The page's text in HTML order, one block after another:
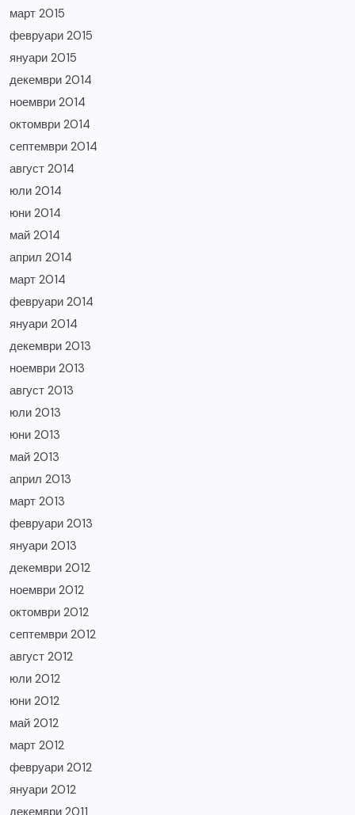
март 2015
февруари 2015
януари 2015
декември 2014
ноември 2014
октомври 2014
септември 2014
август 2014
юли 2014
юни 2014
май 2014
април 2014
март 2014
февруари 2014
януари 2014
декември 2013
ноември 2013
август 2013
юли 2013
юни 2013
май 2013
април 2013
март 2013
февруари 2013
януари 2013
декември 2012
ноември 2012
октомври 2012
септември 2012
август 2012
юли 2012
юни 2012
май 2012
март 2012
февруари 2012
януари 2012
декември 2011